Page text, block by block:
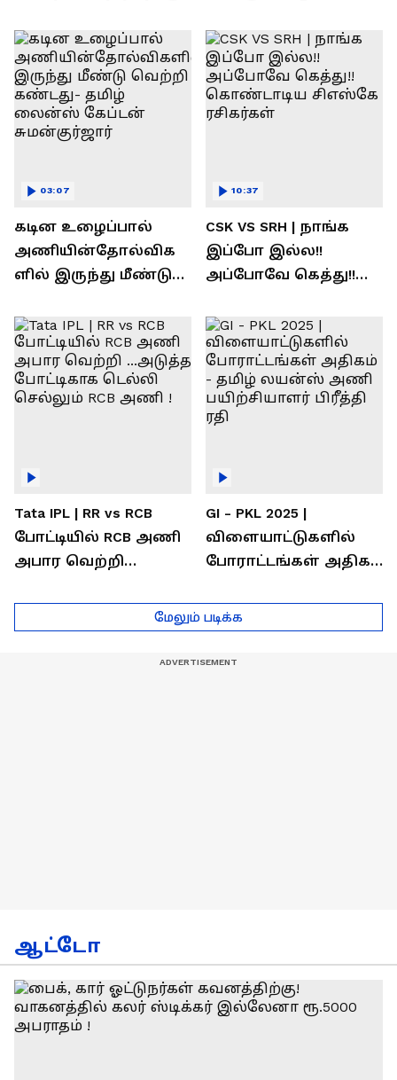
கடின உழைப்பால்
அணியின்தோல்விக
ளில் இருந்து மீண்டு
தமிழ் லைன்ஸ்
கேப்டன் சுமன்குர்ஜார்
03:07
CSK VS SRH | நாங்க
இப்போ இல்ல!!
அப்போவே கெத்து!!
சிஎஸ்கே ரசிகர்கள்
10:37
Tata IPL | RR vs RCB
போட்டியில் RCB அணி
அபார வெற்றி
டெல்லி செல்லும் RCB
அணி !
GI - PKL 2025 |
விளையாட்டுகளில்
போராட்டங்கள் அதிகம்
பயிற்சியாளர் பிரீத்தி
ரதி
மேலும் படிக்க
ஆட்டோ